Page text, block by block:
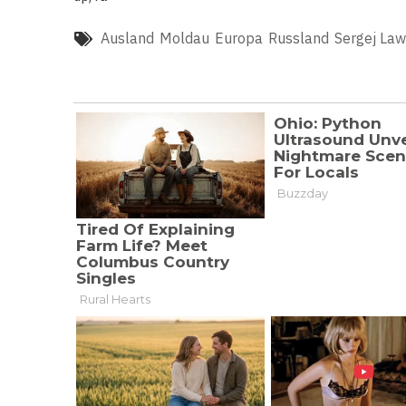
Ausland Moldau Europa Russland Sergej